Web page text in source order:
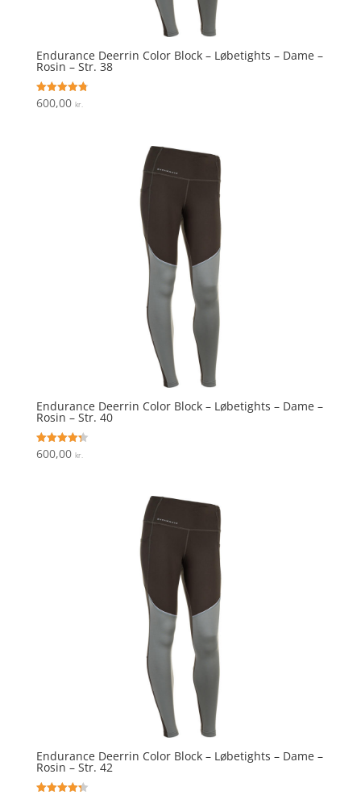
Endurance Deerrin Color Block – Løbetights – Dame –
Rosin – Str. 38
Vurderet
4.8
600,00 kr.
Endurance Deerrin Color Block – Løbetights – Dame –
Rosin – Str. 40
Vurderet
4.3
600,00 kr.
Endurance Deerrin Color Block – Løbetights – Dame –
Rosin – Str. 42